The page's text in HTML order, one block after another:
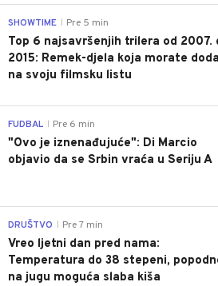
SHOWTIME Pre 5 min
Top 6 najsavršenjih trilera od 2007.
2015: Remek-djela koja morate
na svoju filmsku listu
FUDBAL Pre 6 min
"Ovo je iznenađujuće": Di Marcio
objavio da se Srbin vraća u Seriju A
DRUŠTVO Pre 7 min
Vreo ljetni dan pred nama:
Temperatura do 38 stepeni,
na jugu moguća slaba kiša